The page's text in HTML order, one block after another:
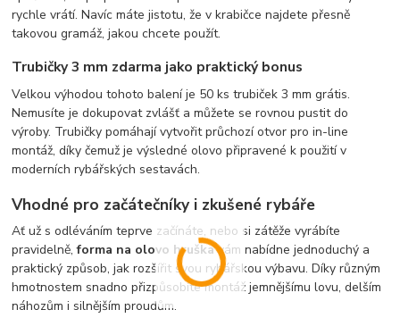
rychle vrátí. Navíc máte jistotu, že v krabičce najdete přesně
takovou gramáž, jakou chcete použít.
Trubičky 3 mm zdarma jako praktický bonus
Velkou výhodou tohoto balení je 50 ks trubiček 3 mm grátis.
Nemusíte je dokupovat zvlášť a můžete se rovnou pustit do
výroby. Trubičky pomáhají vytvořit průchozí otvor pro in-line
montáž, díky čemuž je výsledné olovo připravené k použití v
moderních rybářských sestavách.
Vhodné pro začátečníky i zkušené rybáře
Ať už s odléváním teprve začínáte, nebo si zátěže vyrábíte
pravidelně,forma na olovo hruškavám nabídne jednoduchý a
praktický způsob, jak rozšířit svou rybářskou výbavu. Díky různým
hmotnostem snadno přizpůsobíte montáž jemnějšímu lovu, delším
náhozům i silnějším proudům.